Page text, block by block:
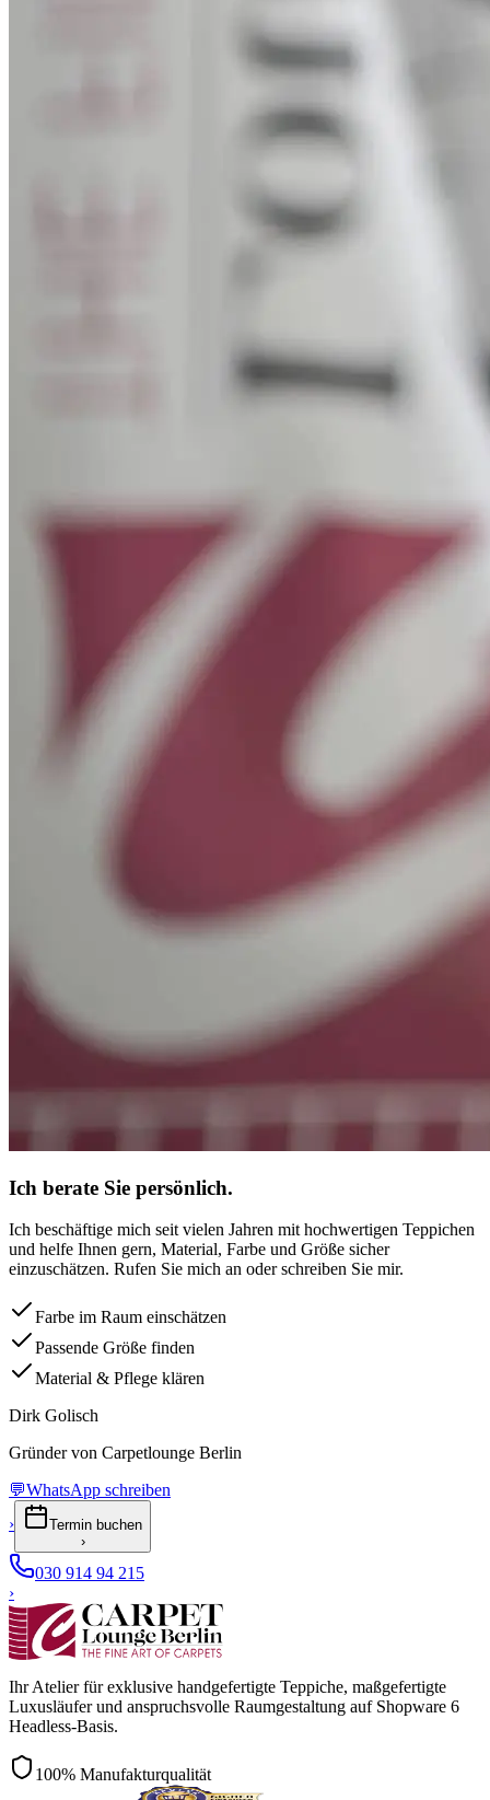
Ich berate Sie persönlich.
Ich beschäftige mich seit vielen Jahren mit hochwertigen Teppichen
und helfe Ihnen gern, Material, Farbe und Größe sicher
einzuschätzen. Rufen Sie mich an oder schreiben Sie mir.
Farbe im Raum einschätzen
Passende Größe finden
Material & Pflege klären
Dirk Golisch
Gründer von Carpetlounge Berlin
💬WhatsApp schreiben
›
Termin buchen
›
030 914 94 215
›
Ihr Atelier für exklusive handgefertigte Teppiche, maßgefertigte
Luxusläufer und anspruchsvolle Raumgestaltung auf Shopware 6
Headless-Basis.
100% Manufakturqualität